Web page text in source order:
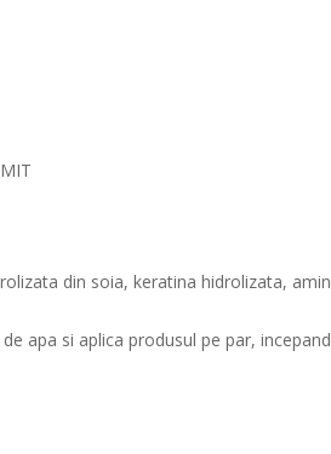
din soia, keratina hidrolizata,
apa si aplica produsul pe par,